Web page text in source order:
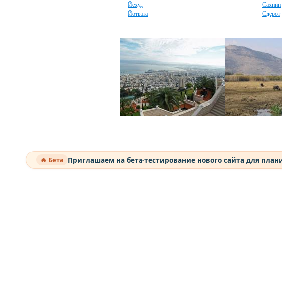
Йехуд
Йотвата
Сахнин
Сдерот
🔥 Бета Приглашаем на бета-тестирование нового сайта для